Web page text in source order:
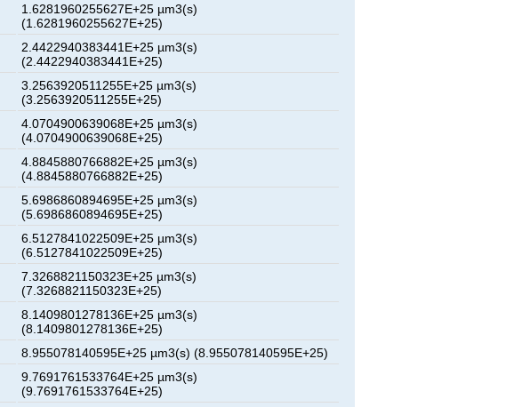
1.6281960255627E+25 µm3(s)
(1.6281960255627E+25)
2.4422940383441E+25 µm3(s)
(2.4422940383441E+25)
3.2563920511255E+25 µm3(s)
(3.2563920511255E+25)
4.0704900639068E+25 µm3(s)
(4.0704900639068E+25)
4.8845880766882E+25 µm3(s)
(4.8845880766882E+25)
5.6986860894695E+25 µm3(s)
(5.6986860894695E+25)
6.5127841022509E+25 µm3(s)
(6.5127841022509E+25)
7.3268821150323E+25 µm3(s)
(7.3268821150323E+25)
8.1409801278136E+25 µm3(s)
(8.1409801278136E+25)
8.955078140595E+25 µm3(s) (8.955078140595E+25)
9.7691761533764E+25 µm3(s)
(9.7691761533764E+25)